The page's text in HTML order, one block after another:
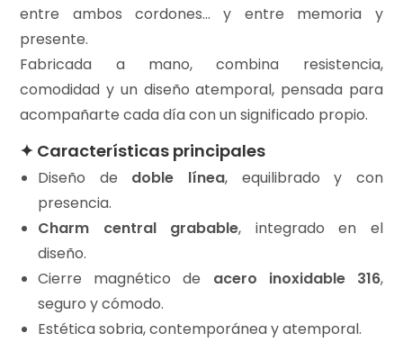
entre ambos cordones… y entre memoria y
presente.
Fabricada a mano, combina resistencia,
comodidad y un diseño atemporal, pensada para
acompañarte cada día con un significado propio.
✦ Características principales
Diseño de doble línea, equilibrado y con
presencia.
Charm central grabable, integrado en el
diseño.
Cierre magnético de acero inoxidable 316,
seguro y cómodo.
Estética sobria, contemporánea y atemporal.